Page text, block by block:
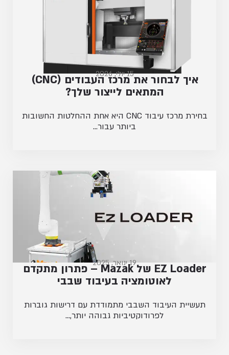
15 יולי, 2026
איך לבחור את מרכז העבודים (CNC)
המתאים לייצור שלך?
בחירת מרכז עיבוד CNC היא אחת ההחלטות החשובות
ביותר עבור...
19 ינואר, 2025
EZ Loader של Mazak – פתרון מתקדם
לאוטומציה בעיבוד שבבי
תעשיית העיבוד השבבי מתמודדת עם דרישות גוברות
לפרודוקטיביות גבוהה יותר,...